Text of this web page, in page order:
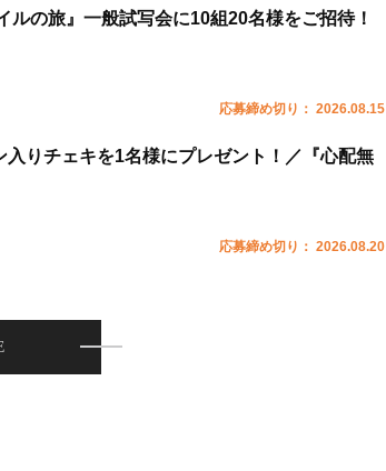
ルの旅』一般試写会に10組20名様をご招待！
応募締め切り： 2026.08.15
入りチェキを1名様にプレゼント！／『心配無
応募締め切り： 2026.08.20